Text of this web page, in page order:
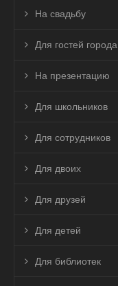
На свадьбу
Для гостей города
На презентацию
Для школьников
Для сотрудников
Для двоих
Для друзей
Для детей
Для библиотек